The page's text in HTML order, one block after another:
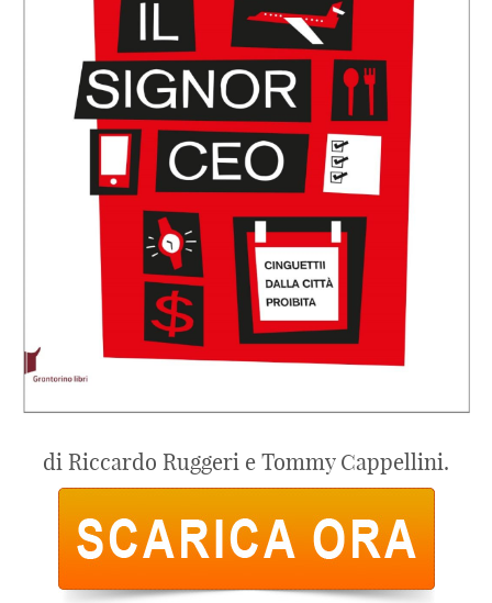
di Riccardo Ruggeri e Tommy Cappellini.